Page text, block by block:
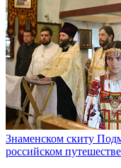
Знаменском скиту
российском